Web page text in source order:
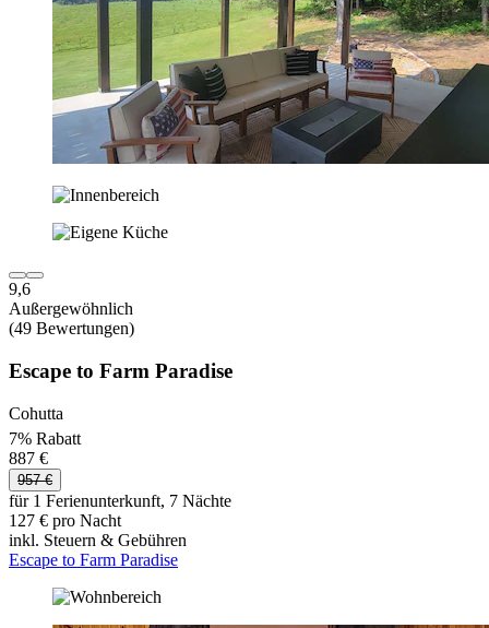
9,6
Außergewöhnlich
(49 Bewertungen)
Escape to Farm Paradise
Cohutta
7% Rabatt
887 €
957 €
für 1 Ferienunterkunft, 7 Nächte
127 € pro Nacht
inkl. Steuern & Gebühren
Escape to Farm Paradise